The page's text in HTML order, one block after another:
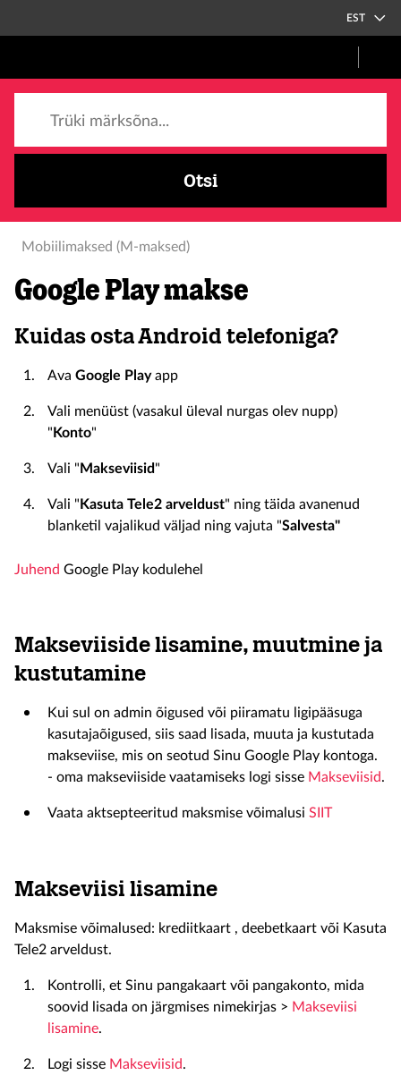
EST
Otsi
Mobiilimaksed (M-maksed)
Google Play makse
Kuidas osta Android telefoniga?
Ava Google Playapp
Vali menüüst (vasakul üleval nurgas olev nupp)
" Konto"
Vali " Makseviisid"
Vali " Kasuta Tele2 arveldust" ning täida avanenud
blanketil vajalikud väljad ning vajuta "Salvesta"
Juhend Google Play kodulehel
Makseviiside lisamine, muutmine ja
kustutamine
Kui sul on admin õigused või piiramatu ligipääsuga
kasutajaõigused, siis saad lisada, muuta ja kustutada
makseviise, mis on seotud Sinu Google Play kontoga.
- oma makseviiside vaatamiseks logi sisse Makseviisid.
Vaata aktsepteeritud maksmise võimalusi SIIT
Makseviisi lisamine
Maksmise võimalused: krediitkaart , deebetkaart või Kasuta
Tele2 arveldust.
Kontrolli, et Sinu pangakaart või pangakonto, mida
soovid lisada on järgmises nimekirjas > Makseviisi
lisamine.
Logi sisse Makseviisid.